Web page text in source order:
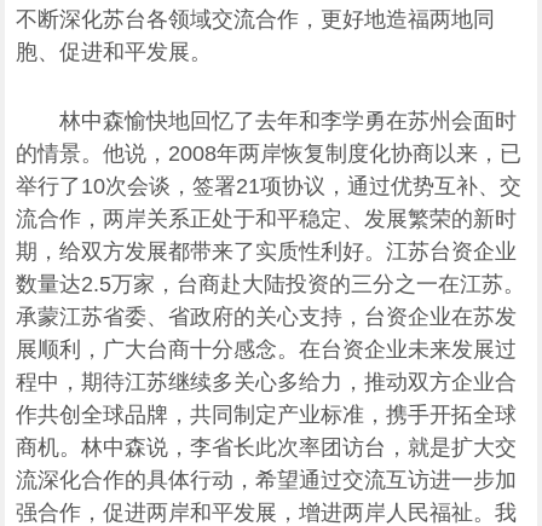
不断深化苏台各领域交流合作，更好地造福两地同
胞、促进和平发展。
林中森愉快地回忆了去年和李学勇在苏州会面时
的情景。他说，2008年两岸恢复制度化协商以来，已
举行了10次会谈，签署21项协议，通过优势互补、交
流合作，两岸关系正处于和平稳定、发展繁荣的新时
期，给双方发展都带来了实质性利好。江苏台资企业
数量达2.5万家，台商赴大陆投资的三分之一在江苏。
承蒙江苏省委、省政府的关心支持，台资企业在苏发
展顺利，广大台商十分感念。在台资企业未来发展过
程中，期待江苏继续多关心多给力，推动双方企业合
作共创全球品牌，共同制定产业标准，携手开拓全球
商机。林中森说，李省长此次率团访台，就是扩大交
流深化合作的具体行动，希望通过交流互访进一步加
强合作，促进两岸和平发展，增进两岸人民福祉。我